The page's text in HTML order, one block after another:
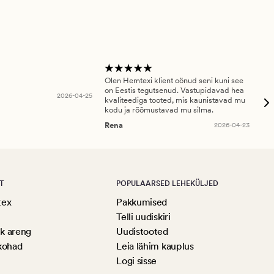
2026-04-25
Olen Hemtexi klient oönud seni kuni see
on Eestis tegutsenud. Vastupidavad hea
kvaliteediga tooted, mis kaunistavad mu
kodu ja rõõmustavad mu silma.
Rena
2026-04-23
areng
POPULAARSED LEHEKÜLJED
Pakkumised
Telli uudiskiri
Uudistooted
Leia lähim kauplus
Logi sisse